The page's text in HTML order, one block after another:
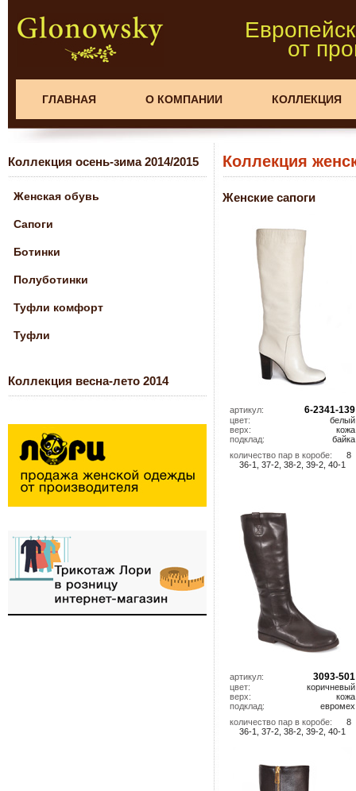
от
ГЛАВНАЯ О КОМПАНИИ КОЛЛЕКЦИЯ
Коллекция осень-зима 2014/2015 Коллекция
Женская обувь
Сапоги
Ботинки
Полуботинки
Туфли комфорт
Туфли
Коллекция весна-лето 2014
Женские сапоги
артикул: 6-2341-139
цвет:
белый
верх:
кожа
подклад:
байка
количество пар в коробе: 8
36-1, 37-2, 38-2, 39-2, 40-1
артикул: 3093-501
цвет:
коричневый
верх:
кожа
подклад:
евромех
количество пар в коробе: 8
36-1, 37-2, 38-2, 39-2, 40-1